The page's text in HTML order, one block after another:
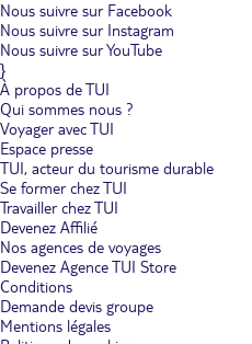
Nous suivre sur Facebook
Nous suivre sur Instagram
Nous suivre sur YouTube
}
À propos de TUI
Qui sommes nous ?
Voyager avec TUI
Espace presse
TUI, acteur du tourisme durable
Se former chez TUI
Travailler chez TUI
Devenez Affilié
Nos agences de voyages
Devenez Agence TUI Store
Conditions
Demande devis groupe
Mentions légales